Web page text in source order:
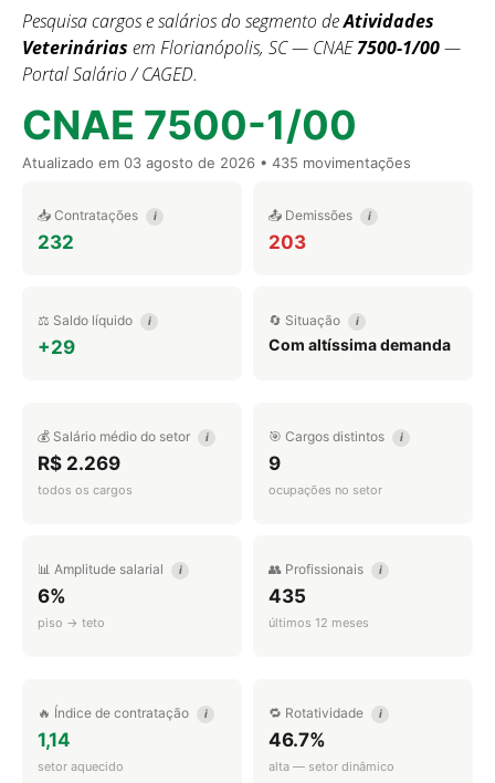
Pesquisa cargos e salários do segmento deAtividades
Veterinárias em Florianópolis, SC — CNAE7500-1/00—
Portal Salário / CAGED.
CNAE 7500-1/00
Atualizado em 03 agosto de 2026 • 435 movimentações
📥 Contratações i
232
📤 Demissões i
203
⚖️ Saldo líquido i
+29
🔄 Situação i
Com altíssima demanda
💰 Salário médio do setor i
R$ 2.269
todos os cargos
🎯 Cargos distintos i
9
ocupações no setor
📊 Amplitude salarial i
6%
piso → teto
👥 Profissionais i
435
últimos 12 meses
🔥 Índice de contratação i
1,14
setor aquecido
🔁 Rotatividade i
46.7%
alta — setor dinâmico